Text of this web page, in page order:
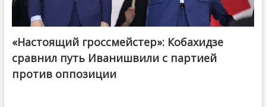
@ქართული ოცნება / Georgian Dream
«Настоящий гроссмейстер»: Кобахидзе
сравнил путь Иванишвили с партией
против оппозиции